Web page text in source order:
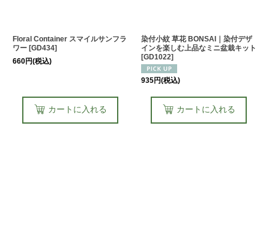
Floral Container スマイルサンフラ
ワー [GD434]
660円(税込)
カートに入れる
染付小紋 草花 BONSAI｜染付デザ
インを楽しむ上品なミニ盆栽キット
[GD1022]
935円(税込)
カートに入れる